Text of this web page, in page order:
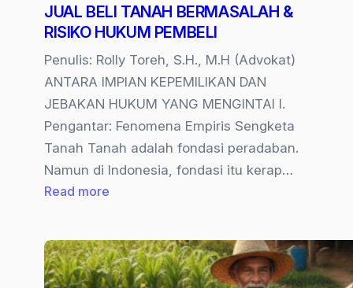
JUAL BELI TANAH BERMASALAH &
RISIKO HUKUM PEMBELI
Penulis: Rolly Toreh, S.H., M.H (Advokat)
ANTARA IMPIAN KEPEMILIKAN DAN
JEBAKAN HUKUM YANG MENGINTAI I.
Pengantar: Fenomena Empiris Sengketa
Tanah Tanah adalah fondasi peradaban.
Namun di Indonesia, fondasi itu kerap…
Read more
TANAH
BERMASALAH